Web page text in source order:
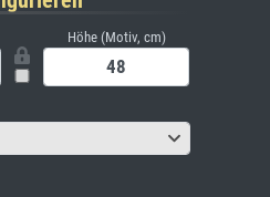
Höhe (Motiv, cm)